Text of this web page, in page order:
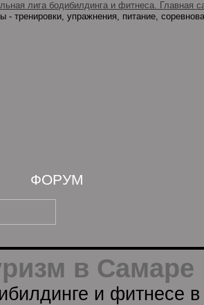
в
и фитнесе
ФОРУМ